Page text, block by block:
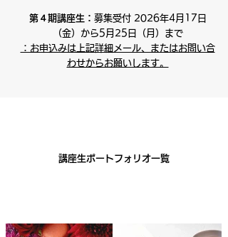
第４期講座生： 募集受付 2026年4月17日
（金）から5月25日（月）まで
：お申込みは上記詳細メール、またはお問い合
わせからお願いします。
​講座生ポートフォリオ一覧